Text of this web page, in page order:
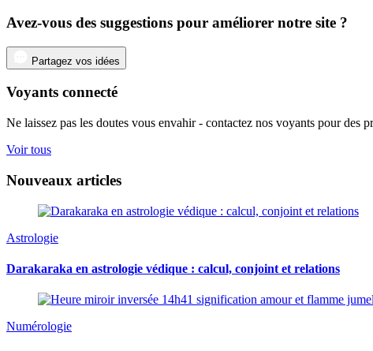
Avez-vous des suggestions pour améliorer notre site ?
Partagez vos idées
Voyants connecté
Ne laissez pas les doutes vous envahir - contactez nos voyants pour des
Voir tous
Nouveaux articles
Astrologie
Darakaraka en astrologie védique : calcul, conjoint et relations
Numérologie